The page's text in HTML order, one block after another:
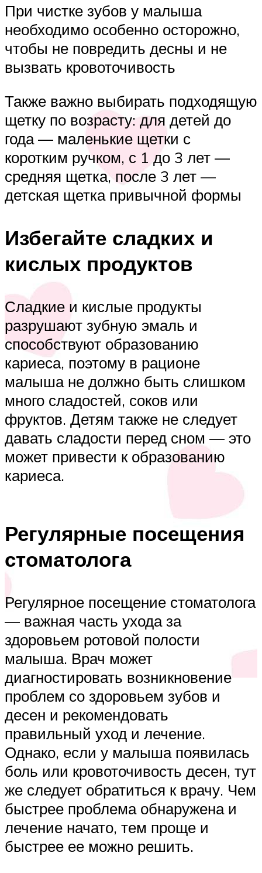
При чистке зубов у малыша
необходимо особенно осторожно,
чтобы не повредить десны и не
вызвать кровоточивость
Также важно выбирать подходящую
щетку по возрасту: для детей до
года — маленькие щетки с
коротким ручком, с 1 до 3 лет —
средняя щетка, после 3 лет —
детская щетка привычной формы
Избегайте сладких и
кислых продуктов
Сладкие и кислые продукты
разрушают зубную эмаль и
способствуют образованию
кариеса, поэтому в рационе
малыша не должно быть слишком
много сладостей, соков или
фруктов. Детям также не следует
давать сладости перед сном — это
может привести к образованию
кариеса.
Регулярные посещения
стоматолога
Регулярное посещение стоматолога
— важная часть ухода за
здоровьем ротовой полости
малыша. Врач может
диагностировать возникновение
проблем со здоровьем зубов и
десен и рекомендовать
правильный уход и лечение.
Однако, если у малыша появилась
боль или кровоточивость десен, тут
же следует обратиться к врачу. Чем
быстрее проблема обнаружена и
лечение начато, тем проще и
быстрее ее можно решить.